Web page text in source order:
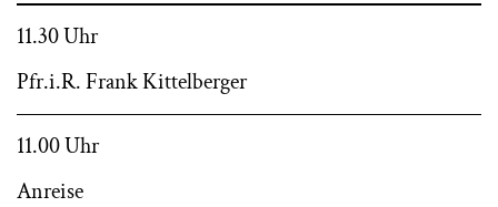
11.30 Uhr
Pfr.i.R. Frank Kittelberger
11.00 Uhr
Anreise